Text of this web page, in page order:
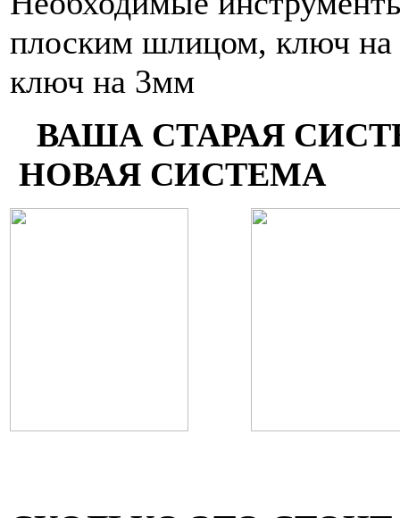
плоским шлицом, ключ
ключ на 3мм
ВАША
НОВАЯ СИСТЕМА